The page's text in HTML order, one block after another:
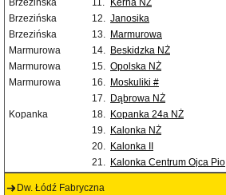
Brzezińska
11. Kerna NŻ
Brzezińska
12. Janosika
Brzezińska
13. Marmurowa
Marmurowa
14. Beskidzka NŻ
Marmurowa
15. Opolska NŻ
Marmurowa
16. Moskuliki #
17. Dąbrowa NŻ
Kopanka
18. Kopanka 24a NŻ
19. Kalonka NŻ
20. Kalonka II
21. Kalonka Centrum Ojca Pio
Dw. Łódź Fabryczna